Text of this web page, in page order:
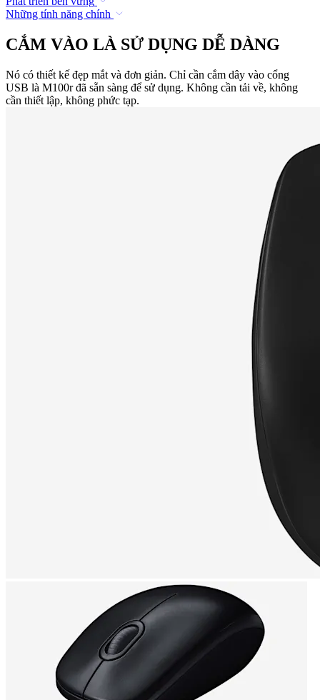
Những tính năng chính
CẮM VÀO LÀ SỬ DỤNG DỄ DÀNG
Nó có thiết kế đẹp mắt và đơn giản. Chỉ cần cắm dây vào cổng
USB là M100r đã sẵn sàng để sử dụng. Không cần tải về, không
cần thiết lập, không phức tạp.